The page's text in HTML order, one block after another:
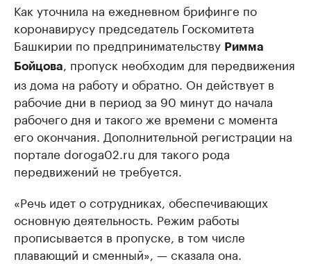
Как уточнила на ежедневном брифинге по
коронавирусу председатель Госкомитета
Башкирии по предпринимательству Римма
Бойцова, пропуск необходим для передвижения
из дома на работу и обратно. Он действует в
рабочие дни в период за 90 минут до начала
рабочего дня и такого же времени с момента
его окончания. Дополнительной регистрации на
портале doroga02.ru для такого рода
передвижений не требуется.
«Речь идет о сотрудниках, обеспечивающих
основную деятельность. Режим работы
прописывается в пропуске, в том числе
плавающий и сменный», — сказала она.